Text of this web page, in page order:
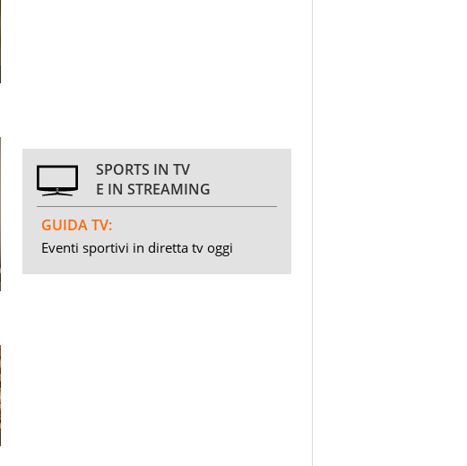
SPORTS IN TV
E IN STREAMING
GUIDA TV:
Eventi sportivi in diretta tv oggi